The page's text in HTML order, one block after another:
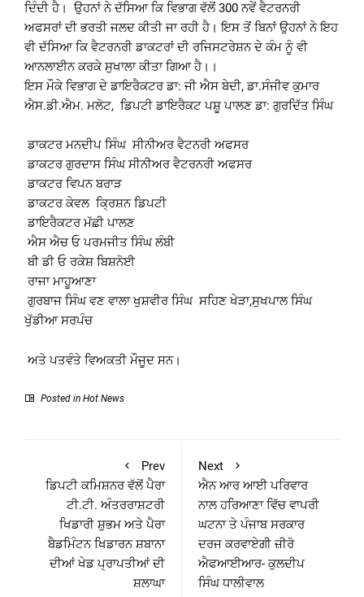
ਦਿੰਦੀ ਹੈ। ਉਹਨਾਂ ਨੇ ਦੱਸਿਆ ਕਿ ਵਿਭਾਗ ਵੱਲੋਂ 300 ਨਵੇਂ ਵੈਟਰਨਰੀ
ਅਫਸਰਾਂ ਦੀ ਭਰਤੀ ਜਲਦ ਕੀਤੀ ਜਾ ਰਹੀ ਹੈ। ਇਸ ਤੋਂ ਬਿਨਾਂ ਉਹਨਾਂ ਨੇ ਇਹ
ਵੀ ਦੱਸਿਆ ਕਿ ਵੈਟਰਨਰੀ ਡਾਕਟਰਾਂ ਦੀ ਰਜਿਸਟਰੇਸ਼ਨ ਦੇ ਕੰਮ ਨੂੰ ਵੀ
ਆਨਲਾਈਨ ਕਰਕੇ ਸੁਖਾਲਾ ਕੀਤਾ ਗਿਆ ਹੈ।।
ਇਸ ਮੌਕੇ ਵਿਭਾਗ ਦੇ ਡਾਇਰੈਕਟਰ ਡਾ: ਜੀ ਐਸ ਬੇਦੀ, ਡਾ.ਸੰਜੀਵ ਕੁਮਾਰ
ਐਸ.ਡੀ.ਐਮ. ਮਲੋਟ, ਡਿਪਟੀ ਡਾਇਰੈਕਟ ਪਸ਼ੂ ਪਾਲਣ ਡਾ: ਗੁਰਦਿੱਤ ਸਿੰਘ
ਡਾਕਟਰ ਮਨਦੀਪ ਸਿੰਘ ਸੀਨੀਅਰ ਵੈਟਨਰੀ ਅਫਸਰ
ਡਾਕਟਰ ਗੁਰਦਾਸ ਸਿੰਘ ਸੀਨੀਅਰ ਵੈਟਰਨਰੀ ਅਫਸਰ
ਡਾਕਟਰ ਵਿਪਨ ਬਰਾੜ
ਡਾਕਟਰ ਕੇਵਲ ਕ੍ਰਿਸ਼ਨ ਡਿਪਟੀ
ਡਾਇਰੈਕਟਰ ਮੱਛੀ ਪਾਲਣ
ਐਸ ਐਚ ਓ ਪਰਮਜੀਤ ਸਿੰਘ ਲੰਬੀ
ਬੀ ਡੀ ਓ ਰਕੇਸ਼ ਬਿਸ਼ਨੋਈ
ਰਾਜਾ ਮਾਹੂਆਣਾ
ਗੁਰਬਾਜ ਸਿੰਘ ਵਣ ਵਾਲਾ ਖੁਸ਼ਵੀਰ ਸਿੰਘ ਸਹਿਣ ਖੇੜਾ,ਸੁਖਪਾਲ ਸਿੰਘ
ਖੁੱਡੀਆ ਸਰਪੰਚ
ਅਤੇ ਪਤਵੰਤੇ ਵਿਅਕਤੀ ਮੌਜੂਦ ਸਨ।
Posted in Hot News
Prev
ਡਿਪਟੀ ਕਮਿਸ਼ਨਰ ਵੱਲੋਂ ਪੈਰਾ
ਟੀ.ਟੀ. ਅੰਤਰਰਾਸ਼ਟਰੀ
ਖਿਡਾਰੀ ਸ਼ੁਭਮ ਅਤੇ ਪੈਰਾ
ਬੈਡਮਿੰਟਨ ਖਿਡਾਰਨ ਸ਼ਬਾਨਾ
ਦੀਆਂ ਖੇਡ ਪ੍ਰਾਪਤੀਆਂ ਦੀ
ਸ਼ਲਾਘਾ
Next
ਐਨ ਆਰ ਆਈ ਪਰਿਵਾਰ
ਨਾਲ ਹਰਿਆਣਾ ਵਿੱਚ ਵਾਪਰੀ
ਘਟਨਾ ਤੇ ਪੰਜਾਬ ਸਰਕਾਰ
ਦਰਜ ਕਰਵਾਏਗੀ ਜ਼ੀਰੋ
ਐਫਆਈਆਰ- ਕੁਲਦੀਪ
ਸਿੰਘ ਧਾਲੀਵਾਲ